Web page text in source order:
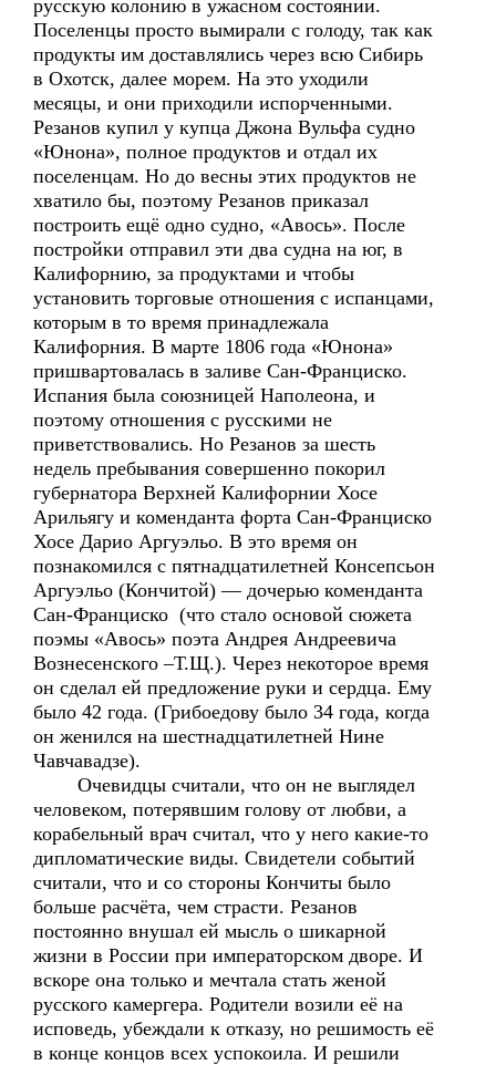
русскую колонию в ужасном состоянии.
Поселенцы просто вымирали с голоду, так как
продукты им доставлялись через всю Сибирь
в Охотск, далее морем. На это уходили
месяцы, и они приходили испорченными.
Резанов купил у купца Джона Вульфа судно
«Юнона», полное продуктов и отдал их
поселенцам. Но до весны этих продуктов не
хватило бы, поэтому Резанов приказал
построить ещё одно судно, «Авось». После
постройки отправил эти два судна на юг, в
Калифорнию, за продуктами и чтобы
установить торговые отношения с испанцами,
которым в то время принадлежала
Калифорния. В марте 1806 года «Юнона»
пришвартовалась в заливе Сан-Франциско.
Испания была союзницей Наполеона, и
поэтому отношения с русскими не
приветствовались. Но Резанов за шесть
недель пребывания совершенно покорил
губернатора Верхней Калифорнии Хосе
Арильягу и коменданта форта Сан-Франциско
Хосе Дарио Аргуэльо. В это время он
познакомился с пятнадцатилетней Консепсьон
Аргуэльо (Кончитой) — дочерью коменданта
Сан-Франциско (что стало основой сюжета
поэмы «Авось» поэта Андрея Андреевича
Вознесенского –Т.Щ.). Через некоторое время
он сделал ей предложение руки и сердца. Ему
было 42 года. (Грибоедову было 34 года, когда
он женился на шестнадцатилетней Нине
Чавчавадзе).
Очевидцы считали, что он не выглядел
человеком, потерявшим голову от любви, а
корабельный врач считал, что у него какие-то
дипломатические виды. Свидетели событий
считали, что и со стороны Кончиты было
больше расчёта, чем страсти. Резанов
постоянно внушал ей мысль о шикарной
жизни в России при императорском дворе. И
вскоре она только и мечтала стать женой
русского камергера. Родители возили её на
исповедь, убеждали к отказу, но решимость её
в конце концов всех успокоила. И решили